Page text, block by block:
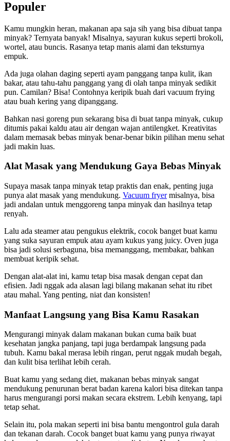
Populer
Kamu mungkin heran, makanan apa saja sih yang bisa dibuat tanpa
minyak? Ternyata banyak! Misalnya, sayuran kukus seperti brokoli,
wortel, atau buncis. Rasanya tetap manis alami dan teksturnya
empuk.
Ada juga olahan daging seperti ayam panggang tanpa kulit, ikan
bakar, atau tahu-tahu panggang yang di olah tanpa minyak sedikit
pun. Camilan? Bisa! Contohnya keripik buah dari vacuum frying
atau buah kering yang dipanggang.
Bahkan nasi goreng pun sekarang bisa di buat tanpa minyak, cukup
ditumis pakai kaldu atau air dengan wajan antilengket. Kreativitas
dalam memasak bebas minyak benar-benar bikin pilihan menu sehat
jadi makin luas.
Alat Masak yang Mendukung Gaya Bebas Minyak
Supaya masak tanpa minyak tetap praktis dan enak, penting juga
punya alat masak yang mendukung. Vacuum fryermisalnya, bisa
jadi andalan untuk menggoreng tanpa minyak dan hasilnya tetap
renyah.
Lalu ada steamer atau pengukus elektrik, cocok banget buat kamu
yang suka sayuran empuk atau ayam kukus yang juicy. Oven juga
bisa jadi solusi serbaguna, bisa memanggang, membakar, bahkan
membuat keripik sehat.
Dengan alat-alat ini, kamu tetap bisa masak dengan cepat dan
efisien. Jadi nggak ada alasan lagi bilang makanan sehat itu ribet
atau mahal. Yang penting, niat dan konsisten!
Manfaat Langsung yang Bisa Kamu Rasakan
Mengurangi minyak dalam makanan bukan cuma baik buat
kesehatan jangka panjang, tapi juga berdampak langsung pada
tubuh. Kamu bakal merasa lebih ringan, perut nggak mudah begah,
dan kulit bisa terlihat lebih cerah.
Buat kamu yang sedang diet, makanan bebas minyak sangat
mendukung penurunan berat badan karena kalori bisa ditekan tanpa
harus mengurangi porsi makan secara ekstrem. Lebih kenyang, tapi
tetap sehat.
Selain itu, pola makan seperti ini bisa bantu mengontrol gula darah
dan tekanan darah. Cocok banget buat kamu yang punya riwayat